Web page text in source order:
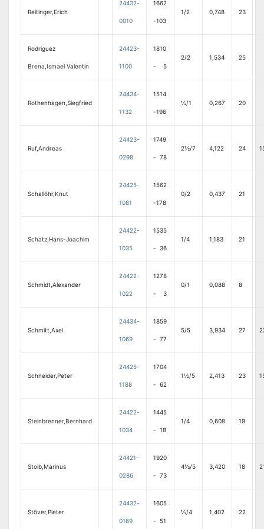
Reitinger,Erich
24432-
0010
1662
-103
1/2 0,748 23
Rodriguez
Brena,Ismael Valentin
24423-
1100
1810
- 5
2/2 1,534 25
Rothenhagen,Siegfried
24434-
1132
1514
-196
½/1 0,267 20
Ruf,Andreas
24423-
0298
1749
- 78
2½/7 4,122 24
Schallöhr,Knut
24425-
1081
1562
-178
0/2 0,437 21
Schatz,Hans-Joachim
24422-
1035
1535
- 36
1/4 1,183 21
Schmidt,Alexander
24422-
1022
1278
- 3
0/1 0,088 8
Schmitt,Axel
24434-
1069
1859
- 77
5/5 3,934 27
Schneider,Peter
24425-
1188
1704
- 62
1½/5 2,413 23
Steinbrenner,Bernhard
24422-
1034
1445
- 18
1/4 0,608 19
Stoib,Marinus
24421-
0286
1920
- 73
4½/5 3,420 18
Stöver,Pieter
24432-
0169
1605
- 51
½/4 1,402 22